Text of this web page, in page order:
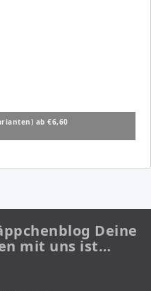
ab €6,60
Deine
mit uns ist…